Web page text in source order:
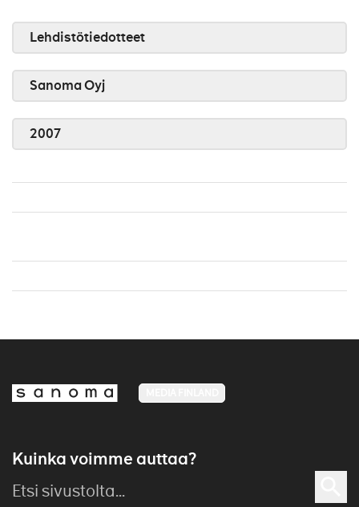
Lehdistötiedotteet
Sanoma Oyj
2007
Kuinka voimme auttaa?